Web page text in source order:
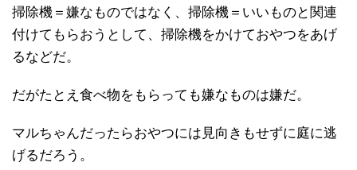
掃除機＝嫌なものではなく、掃除機＝いいものと関連
付けてもらおうとして、掃除機をかけておやつをあげ
るなどだ。
だがたとえ食べ物をもらっても嫌なものは嫌だ。
マルちゃんだったらおやつには見向きもせずに庭に逃
げるだろう。